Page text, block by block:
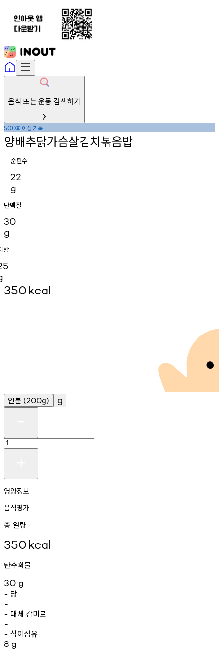
음식 또는 운동 검색하기
500회 이상기록
양배추닭가슴살김치볶음밥
순탄수
22
g
단백질
30
g
방
350kcal
인분 (200g) g
영양정보
음식평가
총 열량
350kcal
탄수화물
30 g
- 당
-
- 대체 감미료
-
- 식이섬유
8 g